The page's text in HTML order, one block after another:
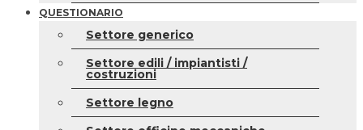
QUESTIONARIO
Settore generico
Settore edili / impiantisti /
costruzioni
Settore legno